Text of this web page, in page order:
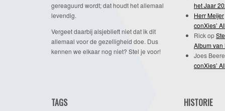
gereaguurd wordt; dat houdt het allemaal
levendig.
Vergeet daarbij alsjeblieft niet dat ik dit
allemaal voor de gezelligheid doe. Dus
kennen we elkaar nog niet? Stel je voor!
het Jaar
Herr Meijer
conXies’
Rickop
Album van
Joes
conXies’
TAGS HISTORIE